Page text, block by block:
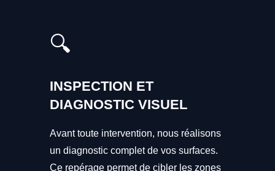
🔍
INSPECTION ET
DIAGNOSTIC VISUEL
Avant toute intervention, nous réalisons
un diagnostic complet de vos surfaces.
Ce repérage permet de cibler les zones